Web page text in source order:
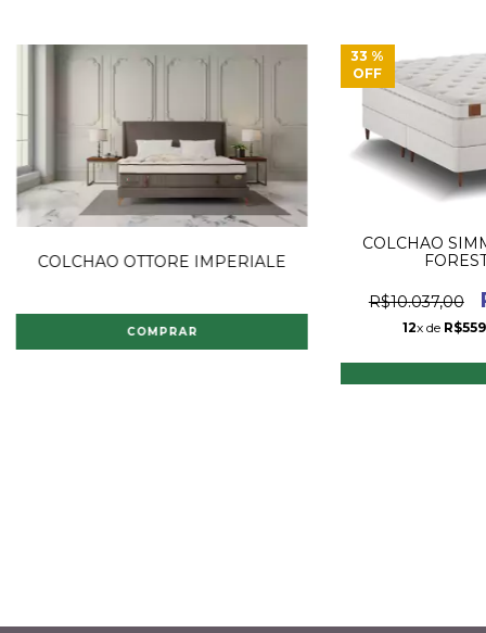
COLCHAO OTTORE IMPERIALE
COMPRAR
33 %
OFF
COLCHAO
R$10.037,00
12x de